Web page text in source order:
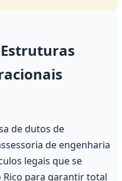
de dutos de
de engenharia
legais que se
Rico para garantir total